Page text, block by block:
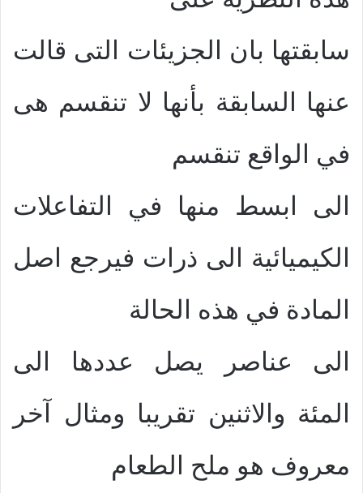
سابقتها بان الجزيئات التى قالت
عنها السابقة بأنها لا تنقسم هى
في الواقع تنقسم
الى ابسط منها في التفاعلات
الكيميائية الى ذرات فيرجع اصل
المادة في هذه الحالة
الى عناصر يصل عددها الى
المئة والاثنين تقريبا ومثال آخر
معروف هو ملح الطعام